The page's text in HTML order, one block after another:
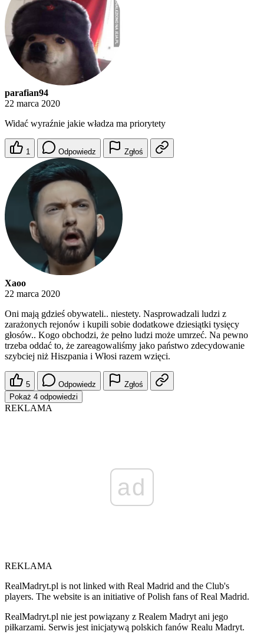
parafian94
22 marca 2020
Widać wyraźnie jakie władza ma priorytety
1 Odpowiedz Zgłoś
Xaoo
22 marca 2020
Oni mają gdzieś obywateli.. niestety. Nasprowadzali ludzi z
zarażonych rejonów i kupili sobie dodatkowe dziesiątki tysięcy
głosów.. Kogo obchodzi, że pełno ludzi może umrzeć. Na pewno
trzeba oddać to, że zareagowaliśmy jako państwo zdecydowanie
szybciej niż Hiszpania i Włosi razem wzięci.
5 Odpowiedz
Zgłoś
Pokaż 4 odpowiedzi
REKLAMA
ad
REKLAMA
RealMadryt.pl is not linked with Real Madrid and the Club's
players. The website is an initiative of Polish fans of Real Madrid.
RealMadryt.pl nie jest powiązany z Realem Madryt ani jego
piłkarzami. Serwis jest inicjatywą polskich fanów Realu Madryt.